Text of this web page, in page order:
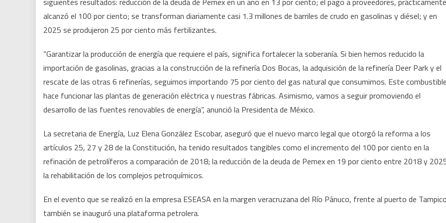
alcanzó el 100 por ciento; se transforman diariamente casi 1.3 millones de barriles de crudo en gasolinas y diésel; y en
2025 se produjeron 25 por ciento más fertilizantes.
“Garantizar la producción de energía que requiere el país, significa fortalecer la soberanía. Si bien hemos reducido la
importación de gasolinas, gracias a la construcción de la refinería Dos Bocas, la adquisición de la refinería Deer Park y el
rescate de las otras 6 refinerías, seguimos importando 75 por ciento del gas natural que consumimos. Este combustible
hace funcionar las plantas de generación eléctrica y nuestras fábricas. Asimismo, vamos a seguir promoviendo el
desarrollo de las fuentes renovables de energía”, anunció la Presidenta de México.
La secretaria de Energía, Luz Elena González Escobar, aseguró que el nuevo marco legal que otorgó la reforma a los
artículos 25, 27 y 28 de la Constitución, ha tenido resultados tangibles como el incremento del 100 por ciento en la
refinación de petrolíferos a comparación de 2018; la reducción de la deuda de Pemex en 19 por ciento entre 2018 y
la rehabilitación de los complejos petroquímicos.
En el evento que se realizó en la empresa ESEASA en la margen veracruzana del Río Pánuco, frente al puerto de
también se inauguró una plataforma petrolera.